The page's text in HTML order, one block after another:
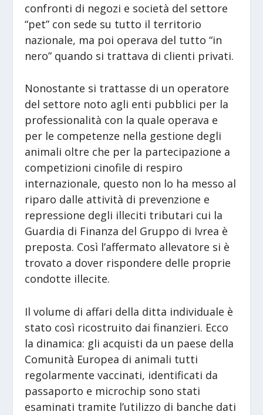
confronti di negozi e società del settore
“pet” con sede su tutto il territorio
nazionale, ma poi operava del tutto “in
nero” quando si trattava di clienti privati.
Nonostante si trattasse di un operatore
del settore noto agli enti pubblici per la
professionalità con la quale operava e
per le competenze nella gestione degli
animali oltre che per la partecipazione a
competizioni cinofile di respiro
internazionale, questo non lo ha messo al
riparo dalle attività di prevenzione e
repressione degli illeciti tributari cui la
Guardia di Finanza del Gruppo di Ivrea è
preposta. Così l’affermato allevatore si è
trovato a dover rispondere delle proprie
condotte illecite.
Il volume di affari della ditta individuale è
stato così ricostruito dai finanzieri. Ecco
la dinamica: gli acquisti da un paese della
Comunità Europea di animali tutti
regolarmente vaccinati, identificati da
passaporto e microchip sono stati
esaminati tramite l’utilizzo di banche dati